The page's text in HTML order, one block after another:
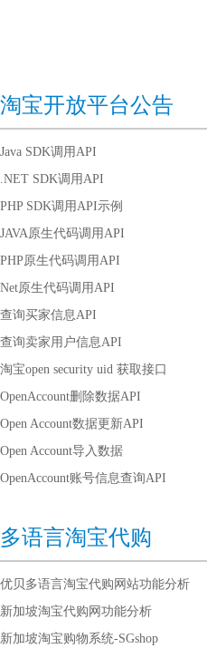
淘宝开放平台公告
Java SDK调用API
.NET SDK调用API
PHP SDK调用API示例
JAVA原生代码调用API
PHP原生代码调用API
Net原生代码调用API
查询买家信息API
查询卖家用户信息API
淘宝open security uid 获取接口
OpenAccount删除数据API
Open Account数据更新API
Open Account导入数据
OpenAccount账号信息查询API
多语言淘宝代购
优贝多语言淘宝代购网站功能分析
新加坡淘宝代购网功能分析
新加坡淘宝购物系统-SGshop